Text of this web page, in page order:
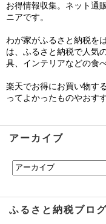
お得情報収集。ネット通
ニアです。
わが家がふるさと納税を
は、ふるさと納税で人気
具、インテリアなどの食
楽天でお得にお買い物す
ってよかったものやおす
アーカイブ
ふるさと納税ブロ